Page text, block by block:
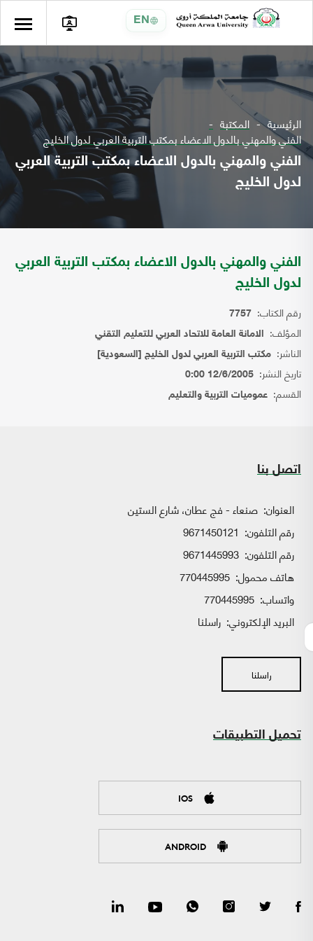
EN
الرئيسية المكتبة
الفني والمهني بالدول الاعضاء بمكتب التربية العربي لدول الخليج
الفني والمهني بالدول الاعضاء بمكتب التربية العربي
لدول الخليج
الفني والمهني بالدول الاعضاء بمكتب التربية العربي
لدول الخليج
رقم الكتاب: 7757
المؤلف: الامانة العامة للاتحاد العربي للتعليم التقني
الناشر: مكتب التربية العربي لدول الخليج [السعودية]
تاريخ النشر: 12/6/2005 0:00
القسم: عموميات التربية والتعليم
اتصل بنا
العنوان: صنعاء - فج عطان، شارع الستين
رقم التلفون: 9671450121
رقم التلفون: 9671445993
هاتف محمول: 770445995
واتساب:
البريد الإلكتروني: راسلنا
راسلنا
تحميل التطبيقات
IOS
ANDROID